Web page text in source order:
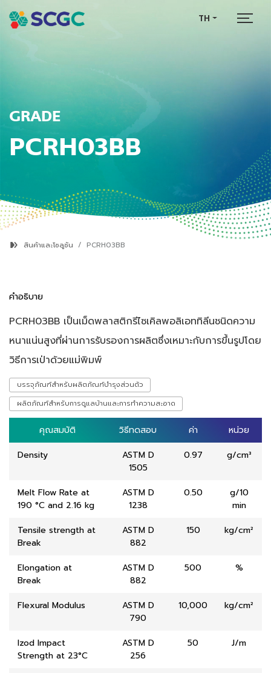
TH
GRADE
PCRH03BB
สินค้าและโซลูชัน PCRH03BB
คำอธิบาย
PCRH03BB เป็นเม็ดพลาสติกรีไซเคิลพอลิเอททิลีนชนิดความ
หนาแน่นสูงที่ผ่านการรับรองการผลิตซึ่งเหมาะกับการขึ้นรูปโดย
วิธีการเป่าด้วยแม่พิมพ์
บรรจุภัณฑ์สำหรับผลิตภัณฑ์บำรุงส่วนตัว
ผลิตภัณฑ์สำหรับการดูแลบ้านและการทำความสะอาด
คุณสมบัติ วิธีทดสอบ ค่า
หน่วย
Density
ASTM D
1505
0.97 g/cm³
Melt Flow Rate at
190 °C and 2.16 kg
ASTM D
1238
0.50
g/10
min
Tensile strength at
Break
ASTM D
882
150 kg/cm²
Elongation at
Break
ASTM D
882
500 %
Flexural Modulus
ASTM D
790
10,000 kg/cm²
Izod Impact
Strength at 23°C
ASTM D
256
50 J/m
คุณสมบัติ วิธีทดสอบ ค่า หน่วย